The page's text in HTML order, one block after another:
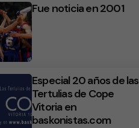
Fue noticia en 2001
Especial 20 años de las
Tertulias de Cope
Vitoria en
baskonistas.com